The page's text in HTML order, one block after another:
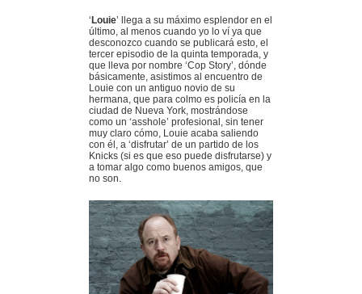
‘ Louie’ llega a su máximo esplendor en el
último, al menos cuando yo lo ví ya que
desconozco cuando se publicará esto, el
tercer episodio de la quinta temporada, y
que lleva por nombre ‘Cop Story’, dónde
básicamente, asistimos al encuentro de
Louie con un antiguo novio de su
hermana, que para colmo es policía en la
ciudad de Nueva York, mostrándose
como un ‘asshole’ profesional, sin tener
muy claro cómo, Louie acaba saliendo
con él, a ‘disfrutar’ de un partido de los
Knicks (si es que eso puede disfrutarse) y
a tomar algo como buenos amigos, que
no son.